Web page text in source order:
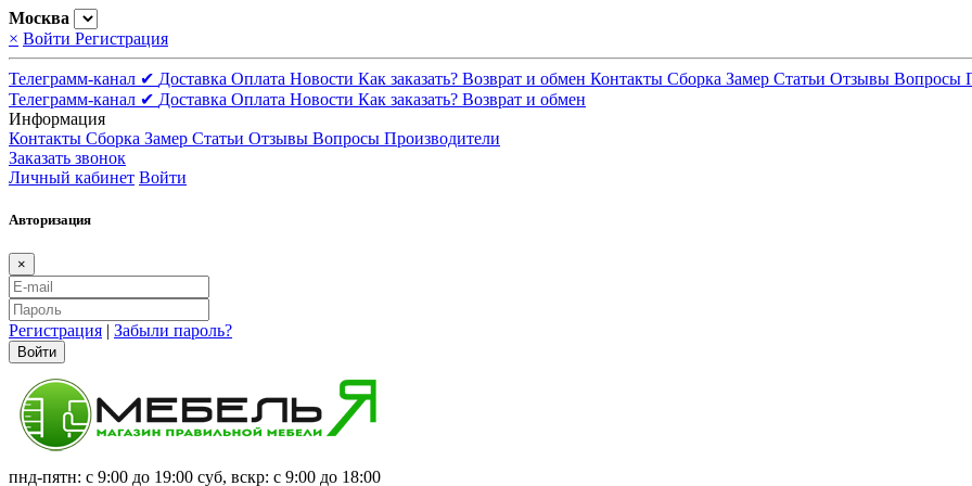
Москва
× Войти Регистрация
Телеграмм-канал ✔ Доставка Оплата Новости Как заказать? Возврат и обмен Контакты Сборка Замер Статьи Отзывы Вопросы
Телеграмм-канал ✔ Доставка Оплата Новости Как заказать? Возврат и обмен
Информация
Контакты Сборка Замер Статьи Отзывы Вопросы Производители
Заказать звонок
Личный кабинет Войти
Авторизация
×
Регистрация | Забыли пароль?
Войти
пнд-пятн: с 9:00 до 19:00 суб, вскр: с 9:00 до 18:00